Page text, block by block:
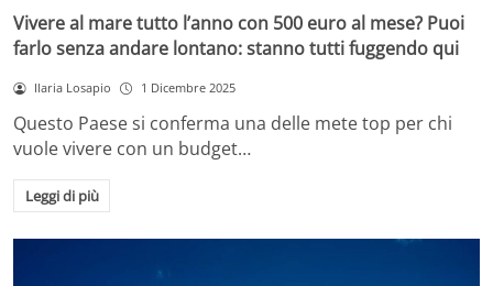
Vivere al mare tutto l’anno con 500 euro al mese? Puoi
farlo senza andare lontano: stanno tutti fuggendo qui
Ilaria Losapio 1 Dicembre 2025
Questo Paese si conferma una delle mete top per chi
vuole vivere con un budget…
Leggi di più